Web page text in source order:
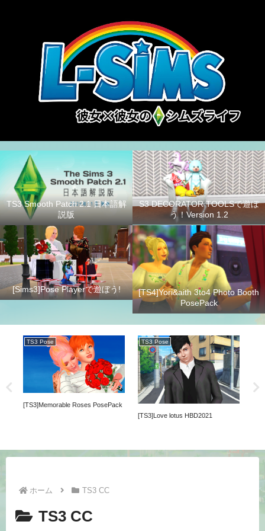
TS3 Smooth Patch 2.1 日本語解
説版
S3 DECORATOR TOOLSで遊ぼ
う！Version 1.2
[Sims3]Pose Playerで遊ぼう!
[TS4]Yori&aith 3to4 Photo Booth
PosePack
TS3 Pose
[TS3]Memorable Roses PosePack
TS3 Pose
[TS3]Love lotus HBD2021
ホーム TS3 CC
TS3 CC